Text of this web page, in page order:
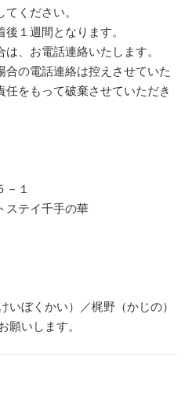
ください。
１週間となります。
、お電話連絡いたします。
合の電話連絡は控えさせていた
をもって破棄させていただき
１
テイ千手の華
いぼくかい）／梶野（かじの）
願いします。